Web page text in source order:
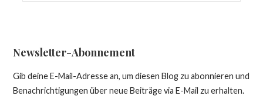
Newsletter-Abonnement
Gib deine E-Mail-Adresse an, um diesen Blog zu abonnieren und
Benachrichtigungen über neue Beiträge via E-Mail zu erhalten.